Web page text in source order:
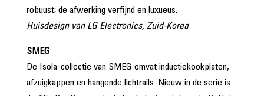
robuust; de afwerking verfijnd en luxueus.
Huisdesign van LG Electronics, Zuid-Korea
SMEG
De Isola-collectie van SMEG omvat inductiekookplaten,
afzuigkappen en hangende lichtrails. Nieuw in de serie is